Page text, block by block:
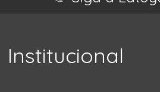
Institucional